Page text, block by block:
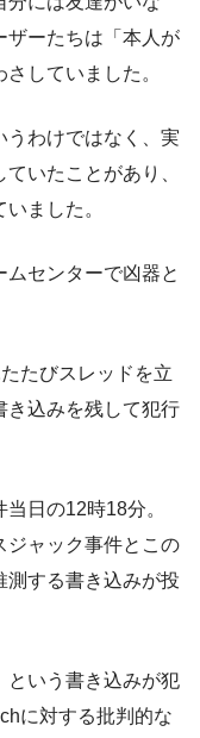
ザーたちは「本人が
していました。
うわけではなく、実
いたことがあり、
ました。
センターで凶器と
たびスレッドを立
き込みを残して犯行
日の12時18分。
ジャック事件とこの
測する書き込みが投
という書き込みが犯
に対する批判的な